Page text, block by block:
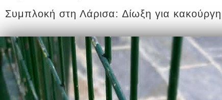
Συμπλοκή στη Λάρισα: Δίωξη για